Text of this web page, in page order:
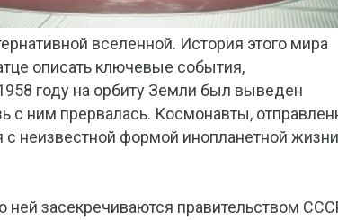
вселенной. История этого мира
описать ключевые события,
году на орбиту Земли был выведен
с ним прервалась. Космонавты,
с неизвестной формой инопланетной
ней засекречиваются правительством